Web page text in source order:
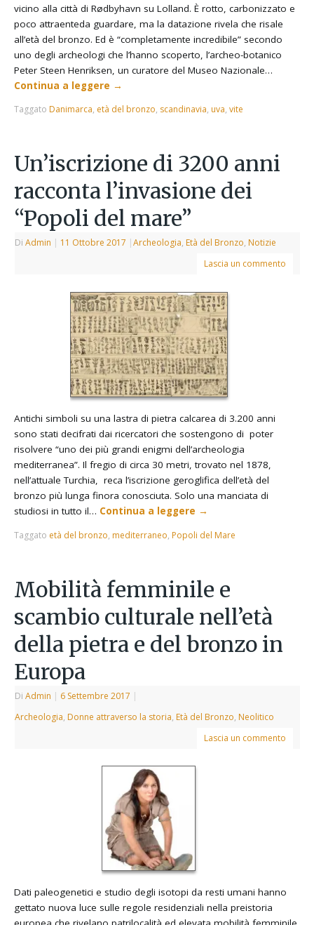
vicino alla città di Rødbyhavn su Lolland. È rotto, carbonizzato e
poco attraenteda guardare, ma la datazione rivela che risale
all’età del bronzo. Ed è “completamente incredibile” secondo
uno degli archeologi che l’hanno scoperto, l’archeo-botanico
Peter Steen Henriksen, un curatore del Museo Nazionale…
Continua a leggere →
Taggato Danimarca, età del bronzo, scandinavia, uva,vite
Un’iscrizione di 3200 anni
racconta l’invasione dei
“Popoli del mare”
DiAdmin | 11 Ottobre 2017 |Archeologia, Età del Bronzo, Notizie
Lascia un commento
Antichi simboli su una lastra di pietra calcarea di 3.200 anni
sono stati decifrati dai ricercatori che sostengono di poter
risolvere “uno dei più grandi enigmi dell’archeologia
mediterranea”. Il fregio di circa 30 metri, trovato nel 1878,
nell’attuale Turchia, reca l’iscrizione geroglifica dell’età del
bronzo più lunga finora conosciuta. Solo una manciata di
studiosi in tutto il… Continua a leggere →
Taggato età del bronzo, mediterraneo, Popoli del Mare
Mobilità femminile e
scambio culturale nell’età
della pietra e del bronzo in
Europa
DiAdmin | 6 Settembre 2017 |
Archeologia, Donne attraverso la storia, Età del Bronzo, Neolitico
Lascia un commento
Dati paleogenetici e studio degli isotopi da resti umani hanno
gettato nuova luce sulle regole residenziali nella preistoria